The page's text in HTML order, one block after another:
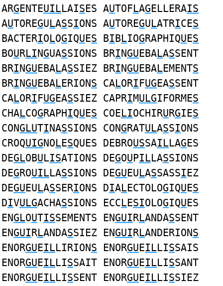
ARGENTEUILLAISES AUTOFLAGELLERAIS
AUTOREGULASSIONS AUTOREGULATRICES
BACTERIOLOGIQUES BIBLIOGRAPHIQUES
BOURLINGUASSIONS BRINGUEBALASSENT
BRINGUEBALASSIEZ BRINGUEBALEMENTS
BRINGUEBALERIONS CALORIFUGEASSENT
CALORIFUGEASSIEZ CAPRIMULGIFORMES
CHALCOGRAPHIQUES COELIOCHIRURGIES
CONGLUTINASSIONS CONGRATULASSIONS
CROQUIGNOLESQUES DEBROUSSAILLAGES
DEGLOBULISATIONS DEGOUPILLASSIONS
DEGROUILLASSIONS DEGUEULASSASSIEZ
DEGUEULASSERIONS DIALECTOLOGIQUES
DIVULGACHASSIONS ECCLESIOLOGIQUES
ENGLOUTISSEMENTS ENGUIRLANDASSENT
ENGUIRLANDASSIEZ ENGUIRLANDERIONS
ENORGUEILLIRIONS ENORGUEILLISSAIS
ENORGUEILLISSAIT ENORGUEILLISSANT
ENORGUEILLISSENT ENORGUEILLISSIEZ